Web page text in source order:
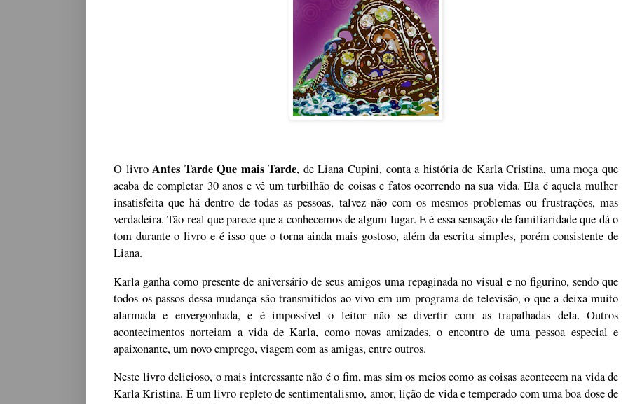
O livroAntes Tarde Que mais Tarde, de Liana Cupini, conta a história de Karla Cristina, uma moça que
acaba de completar 30 anos e vê um turbilhão de coisas e fatos ocorrendo na sua vida. Ela é aquela mulher
insatisfeita que há dentro de todas as pessoas, talvez não com os mesmos problemas ou frustrações, mas
verdadeira. Tão real que parece que a conhecemos de algum lugar. E é essa sensação de familiaridade que dá o
tom durante o livro e é isso que o torna ainda mais gostoso, além da escrita simples, porém consistente de
Liana.
Karla ganha como presente de aniversário de seus amigos uma repaginada no visual e no figurino, sendo que
todos os passos dessa mudança são transmitidos ao vivo em um programa de televisão, o que a deixa muito
alarmada e envergonhada, e é impossível o leitor não se divertir com as trapalhadas dela. Outros
acontecimentos norteiam a vida de Karla, como novas amizades, o encontro de uma pessoa especial e
apaixonante, um novo emprego, viagem com as amigas, entre outros.
Neste livro delicioso, o mais interessante não é o fim, mas sim os meios como as coisas acontecem na vida de
Karla Kristina. É um livro repleto de sentimentalismo, amor, lição de vida e temperado com uma boa dose de